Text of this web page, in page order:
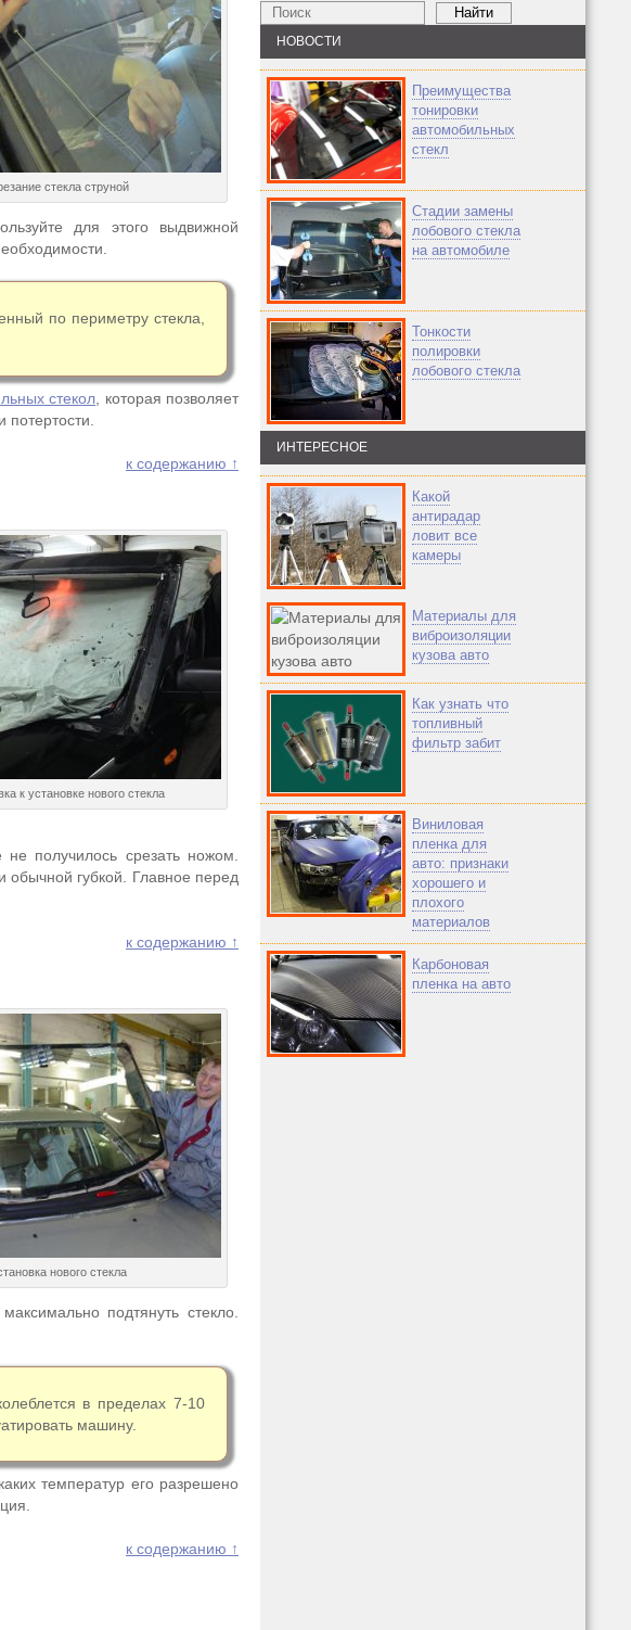
стекла струной
для этого выдвижной
по периметру стекла,
стекол , которая позволяет
к содержанию ↑
к установке нового стекла
получилось срезать ножом.
обычной губкой. Главное перед
к содержанию ↑
нового стекла
подтянуть стекло.
в пределах 7-10
машину.
температур его разрешено
к содержанию ↑
НОВОСТИ
Преимущества
тонировки
автомобильных
стекл
Стадии замены
лобового стекла
на автомобиле
Тонкости
полировки
лобового стекла
ИНТЕРЕСНОЕ
Какой
антирадар
ловит все
камеры
Материалы для
виброизоляции
кузова авто
Как узнать что
топливный
фильтр забит
Виниловая
пленка для
авто: признаки
хорошего и
плохого
материалов
Карбоновая
пленка на авто